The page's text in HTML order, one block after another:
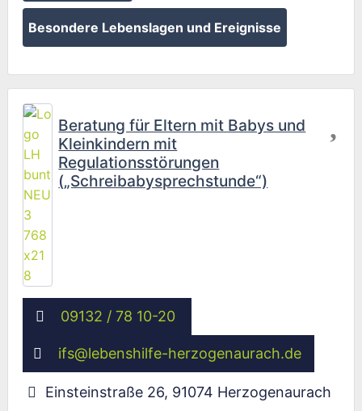
Besondere Lebenslagen und Ereignisse
Beratung für Eltern mit Babys und
Kleinkindern mit
Regulationsstörungen
(„Schreibabysprechstunde“)
09132 / 78 10-20
ifs@lebenshilfe-herzogenaurach.de
Einsteinstraße 26, 91074 Herzogenaurach